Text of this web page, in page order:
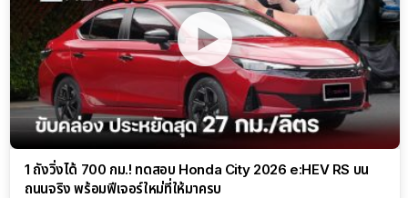
1 ถังวิ่งได้ 700 กม.! ทดสอบ Honda City 2026 e:HEV RS บน
ถนนจริง พร้อมฟีเจอร์ใหม่ที่ให้มาครบ